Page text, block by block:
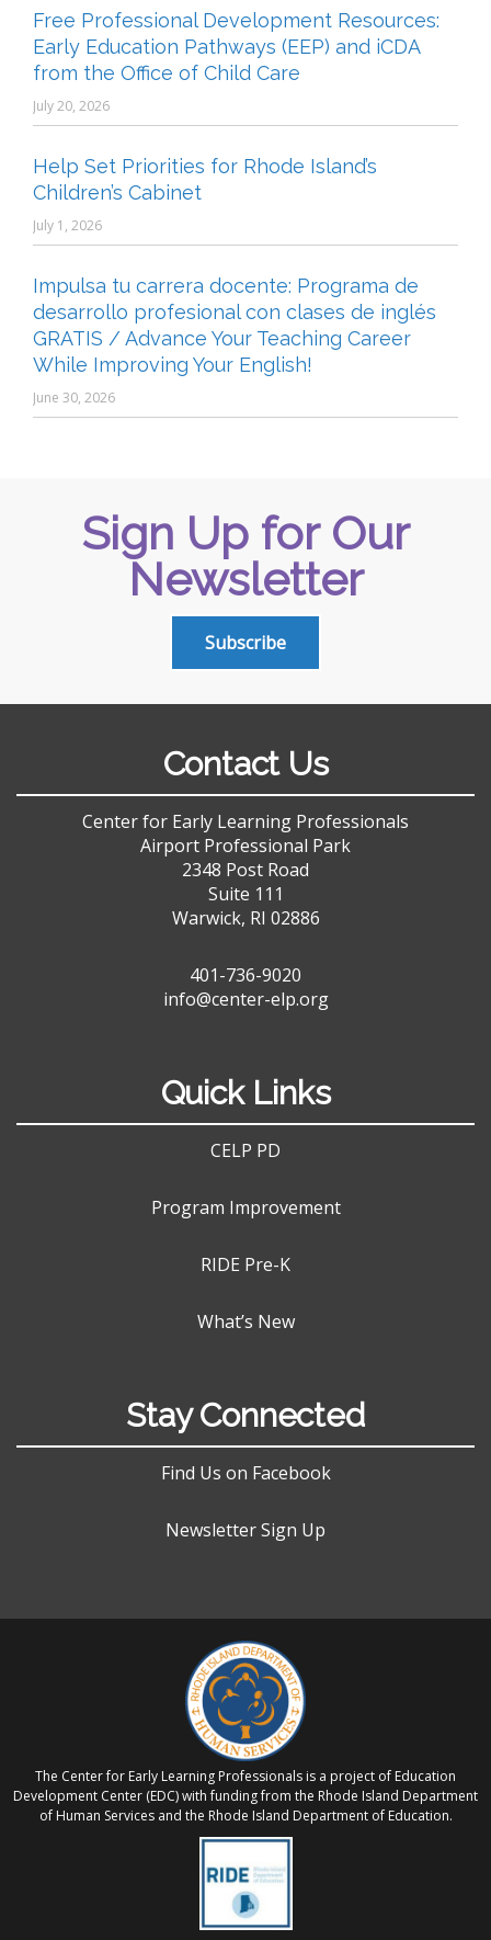
Free Professional Development Resources:
Early Education Pathways (EEP) and iCDA
from the Office of Child Care
July 20, 2026
Help Set Priorities for Rhode Island’s
Children’s Cabinet
July 1, 2026
Impulsa tu carrera docente: Programa de
desarrollo profesional con clases de inglés
GRATIS / Advance Your Teaching Career
While Improving Your English!
June 30, 2026
Sign Up for Our
Newsletter
Subscribe
Contact Us
Center for Early Learning Professionals
Airport Professional Park
2348 Post Road
Suite 111
Warwick, RI 02886
401-736-9020
info@center-elp.org
Quick Links
CELP PD
Program Improvement
RIDE Pre-K
What’s New
Stay Connected
Find Us on Facebook
Newsletter Sign Up
The Center for Early Learning Professionals is a project of Education
Development Center (EDC) with funding from the Rhode Island Department
of Human Services and the Rhode Island Department of Education.